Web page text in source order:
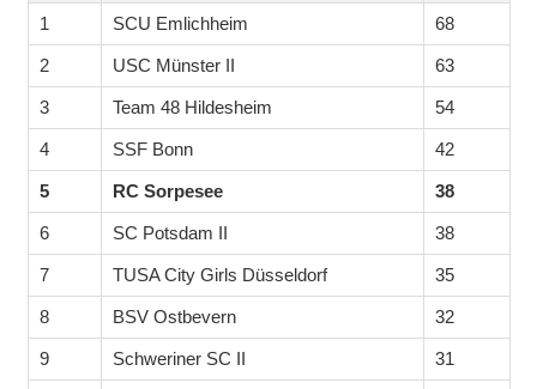
1 SCU Emlichheim 68
2 USC Münster II 63
3 Team 48 Hildesheim 54
4 SSF Bonn 42
5 RC Sorpesee 38
6 SC Potsdam II 38
7 TUSA City Girls Düsseldorf 35
8 BSV Ostbevern 32
9 Schweriner SC II 31